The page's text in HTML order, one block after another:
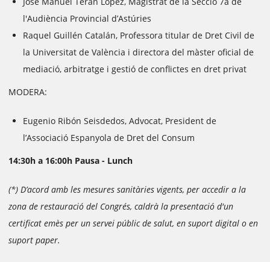
l'Audiència Provincial d’Astúries
Raquel Guillén Catalán, Professora titular de Dret Civil de
la Universitat de València i directora del màster oficial de
mediació, arbitratge i gestió de conflictes en dret privat
MODERA:
Eugenio Ribón Seisdedos, Advocat, President de
l’Associació Espanyola de Dret del Consum
14:30h a 16:00h Pausa - Lunch
(*) D’acord amb les mesures sanitàries vigents, per accedir a la
zona de restauració del Congrés, caldrà la presentació d'un
certificat emès per un servei públic de salut, en suport digital o en
suport paper.